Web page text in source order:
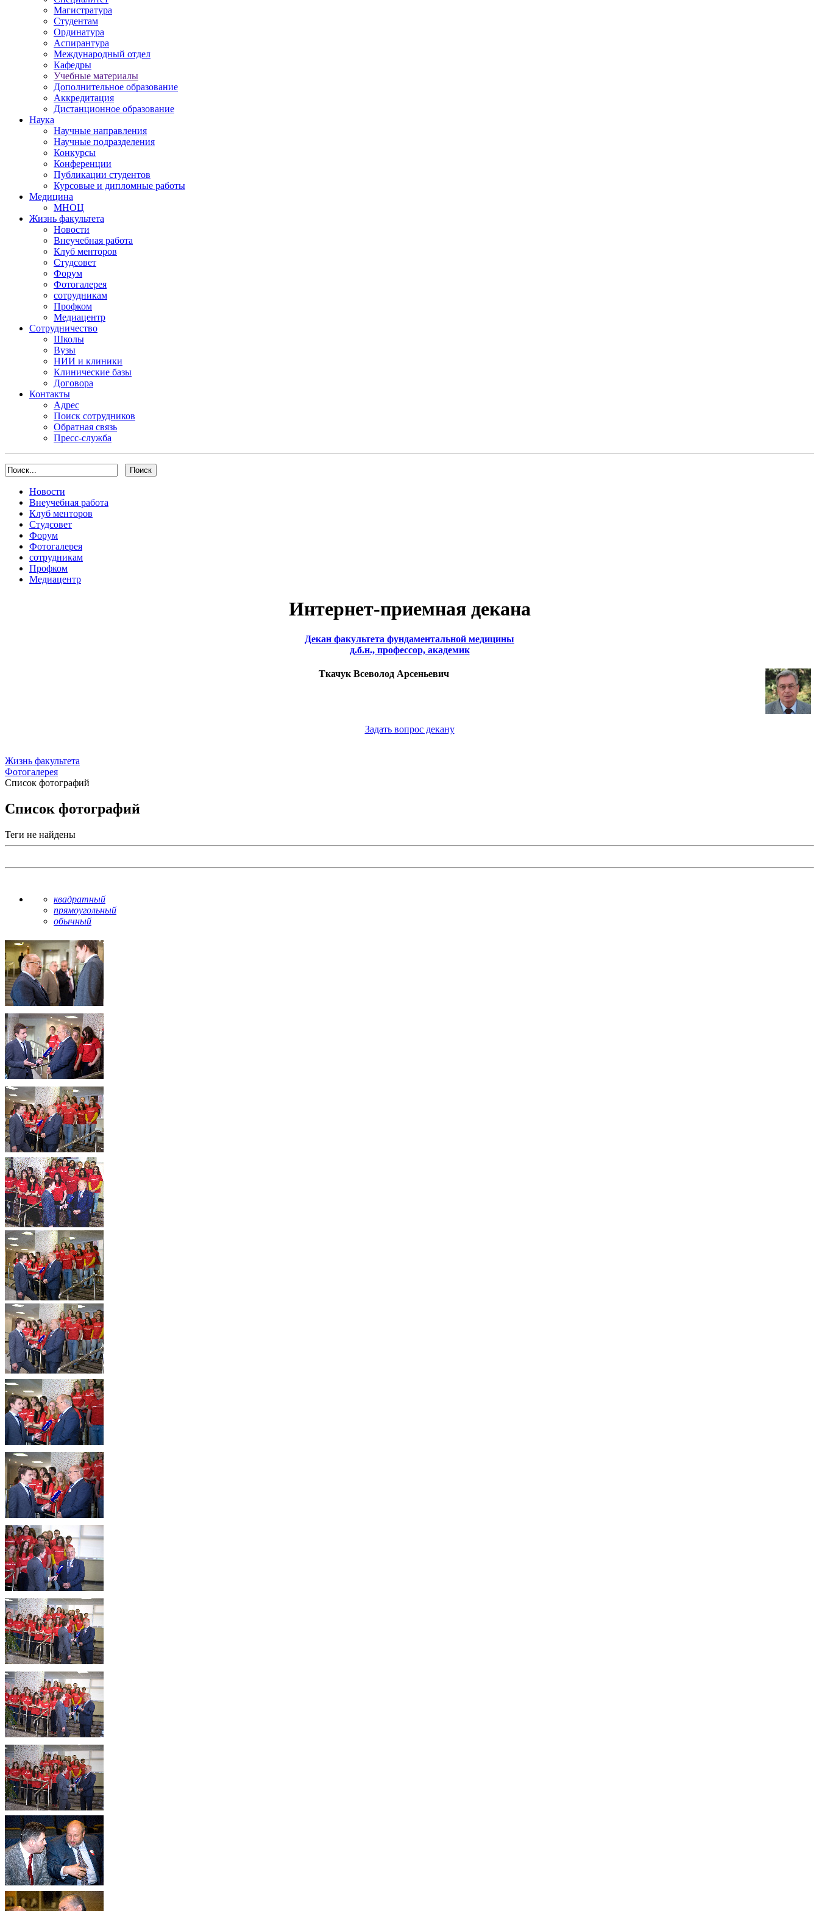
Магистратура
Студентам
Ординатура
Аспирантура
Международный отдел
Кафедры
Учебные материалы
Дополнительное образование
Аккредитация
Дистанционное образование
Наука
Научные направления
Научные подразделения
Конкурсы
Конференции
Публикации студентов
Курсовые и дипломные работы
Медицина
МНОЦ
Жизнь факультета
Новости
Внеучебная работа
Клуб менторов
Студсовет
Форум
Фотогалерея
сотрудникам
Профком
Медиацентр
Сотрудничество
Школы
Вузы
НИИ и клиники
Клинические базы
Договора
Контакты
Адрес
Поиск сотрудников
Обратная связь
Пресс-служба
Новости
Внеучебная работа
Клуб менторов
Студсовет
Форум
Фотогалерея
сотрудникам
Профком
Медиацентр
Интернет-приемная декана
Декан факультета фундаментальной медицины
д.б.н., профессор, академик
Ткачук Всеволод Арсеньевич
Задать вопрос декану
Жизнь факультета
Фотогалерея
Список фотографий
Список фотографий
Теги не найдены
квадратный
прямоугольный
обычный